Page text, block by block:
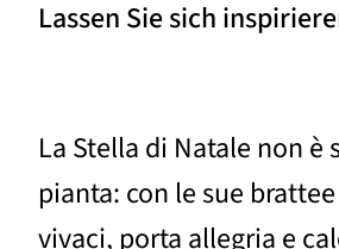
Lassen Sie sich
La Stella di Natale non è
pianta: con le sue
vivaci, porta allegria e